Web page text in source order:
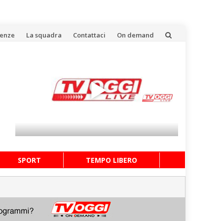
La squadra Contattaci On demand
SPORT TEMPO LIBERO